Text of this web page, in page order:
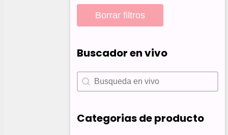
Borrar filtros
Buscador en vivo
Buscador en vivo
Buscador en vivo
Categorias de producto